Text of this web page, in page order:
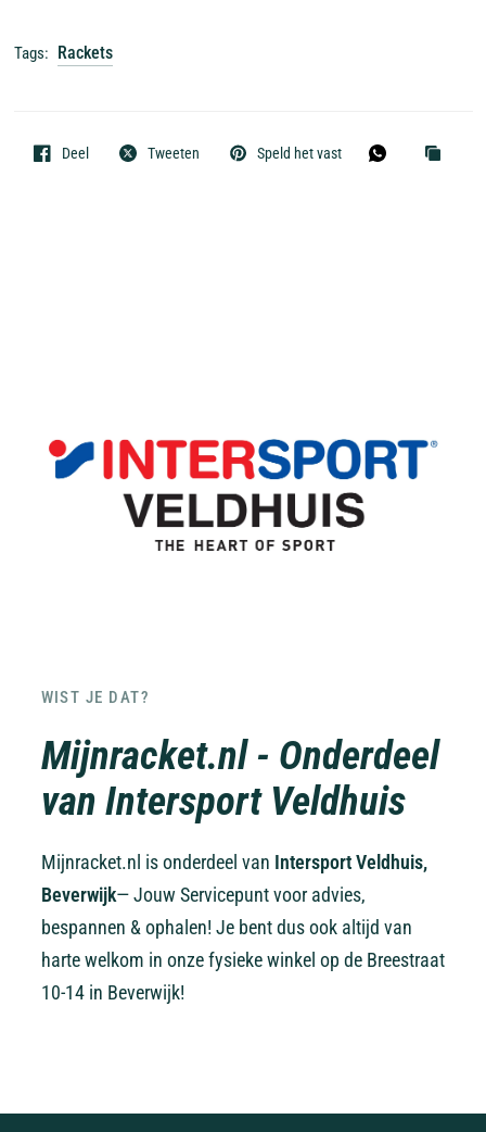
Tags: Rackets
Deel Tweeten Speld het vast
WIST JE DAT?
Mijnracket.nl - Onderdeel
van Intersport Veldhuis
Mijnracket.nl is onderdeel van Intersport Veldhuis,
Beverwijk— Jouw Servicepunt voor advies,
bespannen & ophalen! Je bent dus ook altijd van
harte welkom in onze fysieke winkel op de Breestraat
10-14 in Beverwijk!